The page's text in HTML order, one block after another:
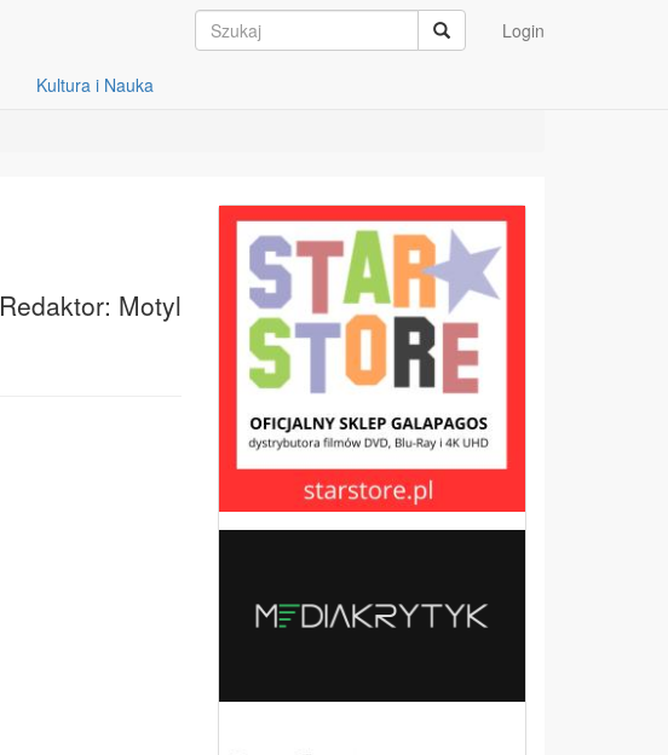
Login
Kultura i Nauka
Redaktor: Motyl